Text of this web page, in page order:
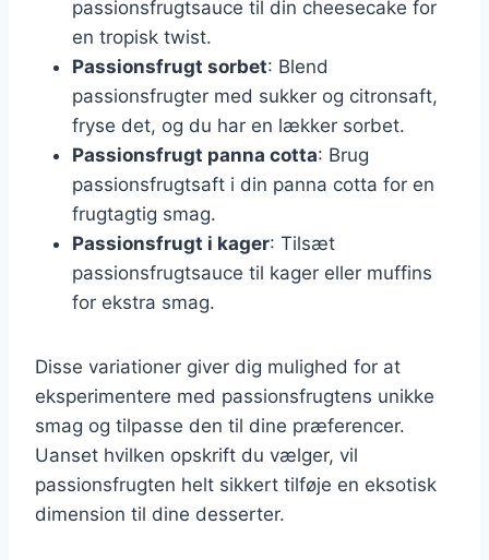
passionsfrugtsauce til din cheesecake for
en tropisk twist.
Passionsfrugt sorbet: Blend
passionsfrugter med sukker og citronsaft,
fryse det, og du har en lækker sorbet.
Passionsfrugt panna cotta: Brug
passionsfrugtsaft i din panna cotta for en
frugtagtig smag.
Passionsfrugt i kager: Tilsæt
passionsfrugtsauce til kager eller muffins
for ekstra smag.
Disse variationer giver dig mulighed for at
eksperimentere med passionsfrugtens unikke
smag og tilpasse den til dine præferencer.
Uanset hvilken opskrift du vælger, vil
passionsfrugten helt sikkert tilføje en eksotisk
dimension til dine desserter.